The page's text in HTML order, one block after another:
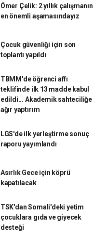
Ömer Çelik: 2 yıllık çalışmanın
en önemli aşamasındayız
Çocuk güvenliği için son
toplantı yapıldı
TBMM'de öğrenci affı
teklifinde ilk 13 madde kabul
edildi... Akademik sahteciliğe
ağır yaptırım
LGS'de ilk yerleştirme sonuç
raporu yayımlandı
Asırlık Gece için köprü
kapatılacak
TSK'dan Somali'deki yetim
çocuklara gıda ve giyecek
desteği